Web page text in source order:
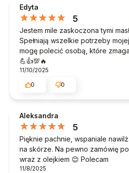
Edyta
5
Jestem mile zaskoczona tymi
Spełniają wszelkie potrzeby
mogę polecić osobą, które
💪👍️💯🔥
11/10/2025
0
0
Aleksandra
5
Pięknie pachnie, wspaniale
na skórze. Na pewno zamówię
wraz z olejkiem 😊 Polecam
11/8/2025